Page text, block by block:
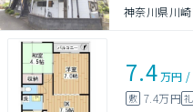
神奈川県川
7.4万円 /
敷 7.4万円礼